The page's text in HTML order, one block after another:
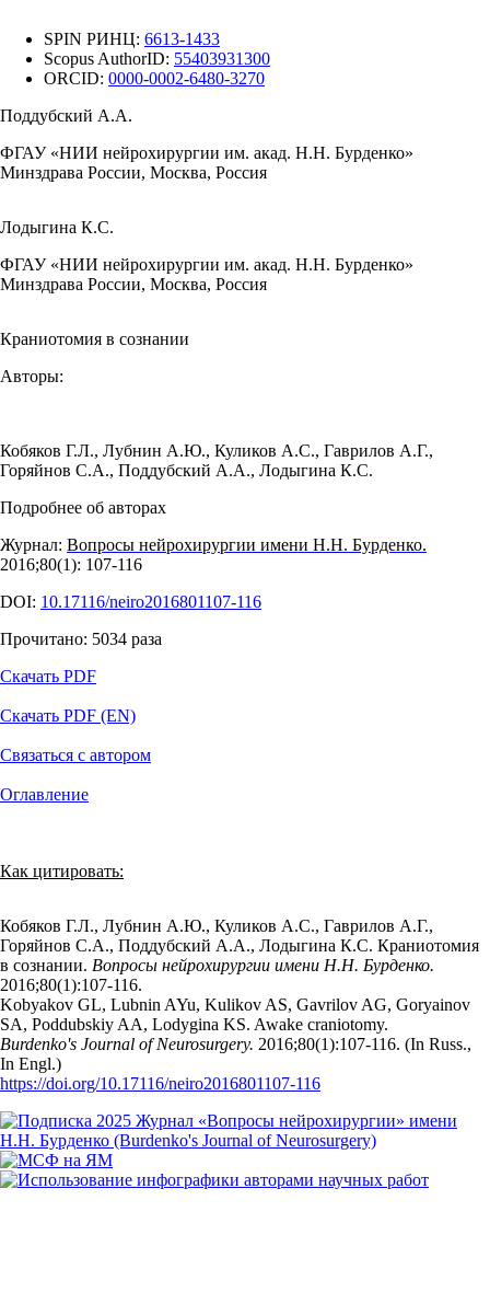
SPIN РИНЦ: 6613-1433
Scopus AuthorID: 55403931300
ORCID: 0000-0002-6480-3270
Поддубский А.А.
ФГАУ «НИИ нейрохирургии им. акад. Н.Н. Бурденко»
Минздрава России, Москва, Россия
Лодыгина К.С.
ФГАУ «НИИ нейрохирургии им. акад. Н.Н. Бурденко»
Минздрава России, Москва, Россия
Краниотомия в сознании
Авторы:
Кобяков Г.Л., Лубнин А.Ю., Куликов А.С., Гаврилов А.Г.,
Горяйнов С.А., Поддубский А.А., Лодыгина К.С.
Подробнее об авторах
Журнал: Вопросы нейрохирургии имени Н.Н. Бурденко.
2016;80(1): 107‑116
DOI: 10.17116/neiro2016801107-116
Прочитано: 5034 раза
Скачать PDF
Скачать PDF (EN)
Связаться с автором
Оглавление
Как цитировать:
Кобяков Г.Л., Лубнин А.Ю., Куликов А.С., Гаврилов А.Г.,
Горяйнов С.А., Поддубский А.А., Лодыгина К.С. Краниотомия
в сознании. Вопросы нейрохирургии имени Н.Н. Бурденко.
2016;80(1):107‑116.
Kobyakov GL, Lubnin AYu, Kulikov AS, Gavrilov AG, Goryainov
SA, Poddubskiy AA, Lodygina KS. Awake craniotomy.
Burdenko's Journal of Neurosurgery. 2016;80(1):107‑116. (In Russ.,
In Engl.)
https://doi.org/10.17116/neiro2016801107-116